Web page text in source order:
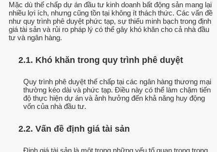
Mặc dù thế chấp dự án đầu tư kinh doanh bất động sản mang lại
nhiều lợi ích, nhưng cũng tồn tại không ít thách thức. Các vấn đề
như quy trình phê duyệt phức tạp, sự thiếu minh bạch trong định
giá tài sản và rủi ro pháp lý có thể gây khó khăn cho cả nhà đầu
tư và ngân hàng.
2.1. Khó khăn trong quy trình phê duyệt
Quy trình phê duyệt thế chấp tại các ngân hàng thương mại
thường kéo dài và phức tạp. Điều này có thể làm chậm tiến
độ thực hiện dự án và ảnh hưởng đến khả năng huy động
vốn của nhà đầu tư.
2.2. Vấn đề định giá tài sản